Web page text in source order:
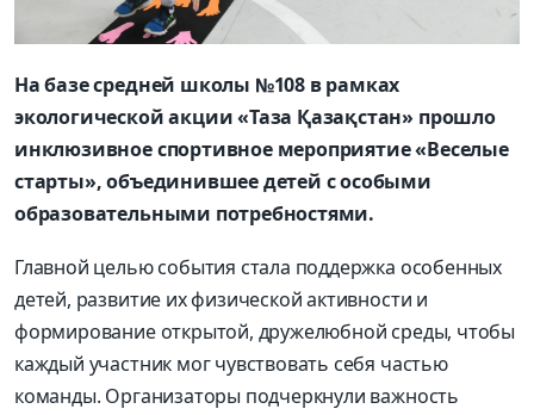
На базе средней школы №108 в рамках
экологической акции «Таза Қазақстан» прошло
инклюзивное спортивное мероприятие «Веселые
старты», объединившее детей с особыми
образовательными потребностями.
Главной целью события стала поддержка особенных
детей, развитие их физической активности и
формирование открытой, дружелюбной среды, чтобы
каждый участник мог чувствовать себя частью
команды. Организаторы подчеркнули важность